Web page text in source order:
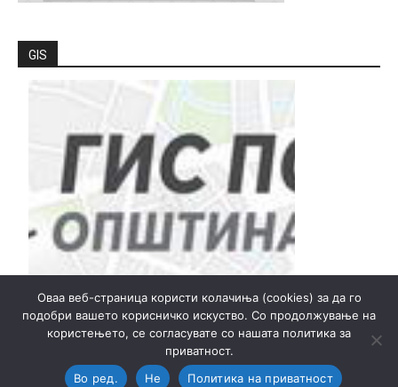
GIS
© Општина Прилеп - Локална самоуправа
Оваа веб-страница користи колачиња (cookies) за да го
подобри вашето корисничко искуство. Со продолжување на
користењето, се согласувате со нашата политика за
приватност.
Во ред.
Не Политика на приватност